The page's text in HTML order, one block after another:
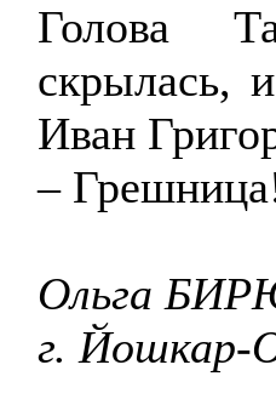
Голова
скрылась,
Иван
–
Ольга
г. Йошкар-